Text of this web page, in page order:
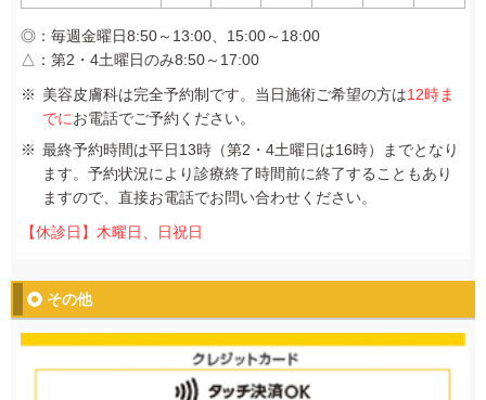
◎：毎週金曜日8:50～13:00、15:00～18:00
△：第2・4土曜日のみ8:50～17:00
美容皮膚科は完全予約制です。当日施術ご希望の方は12時ま
でにお電話でご予約ください。
最終予約時間は平日13時（第2・4土曜日は16時）までとなり
ます。予約状況により診療終了時間前に終了することもあり
ますので、直接お電話でお問い合わせください。
【休診日】木曜日、日祝日
その他